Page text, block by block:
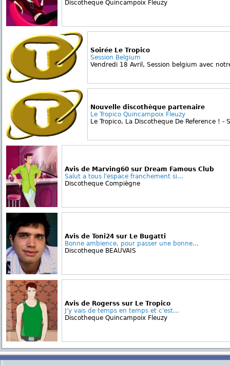
Discotheque Quincampoix Fleuzy
Soirée Le Tropico
Session Belgium
Vendredi 18 Avril, Session belgium avec
Nouvelle discothèque partenaire
Le Tropico Quincampoix Fleuzy
Le Tropico, La Discotheque De Reference ! -
Avis de Marving60 sur Dream Famous Club
Salut a tous l'espace franchement si...
Discotheque Compiègne
Avis de Toni24 sur Le Bugatti
Bonne ambience, pour passer une bonne...
Discotheque BEAUVAIS
Avis de Rogerss sur Le Tropico
J'y vais de temps en temps et c'est...
Discotheque Quincampoix Fleuzy